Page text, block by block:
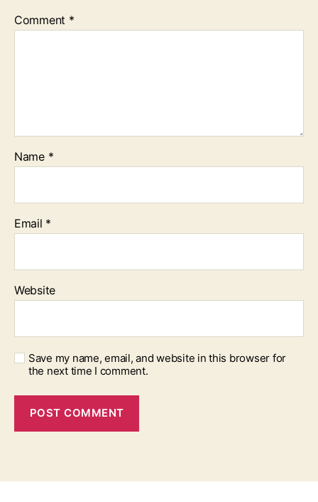
Comment *
Name *
Email *
Website
Save my name, email, and website in this browser for
the next time I comment.